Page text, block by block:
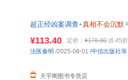
刑侦与法医类干货。秦明在每
与第1季“都市篇”不同，“山海
案侦查。野外痕迹更易消失、
超正经凶案调查+真相不会沉默
¥113.40 定价： ¥176.00 (6.45
天宇阁图书专营店
法医秦明 /2025-08-01 /中信出版社等